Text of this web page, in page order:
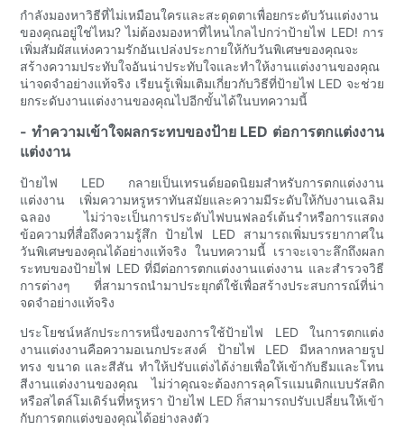
กำลังมองหาวิธีที่ไม่เหมือนใครและสะดุดตาเพื่อยกระดับวันแต่งงาน
ของคุณอยู่ใช่ไหม? ไม่ต้องมองหาที่ไหนไกลไปกว่าป้ายไฟ LED! การ
เพิ่มสัมผัสแห่งความรักอันเปล่งประกายให้กับวันพิเศษของคุณจะ
สร้างความประทับใจอันน่าประทับใจและทำให้งานแต่งงานของคุณ
น่าจดจำอย่างแท้จริง เรียนรู้เพิ่มเติมเกี่ยวกับวิธีที่ป้ายไฟ LED จะช่วย
ยกระดับงานแต่งงานของคุณไปอีกขั้นได้ในบทความนี้
- ทำความเข้าใจผลกระทบของป้าย LED ต่อการตกแต่งงาน
แต่งงาน
ป้ายไฟ LED กลายเป็นเทรนด์ยอดนิยมสำหรับการตกแต่งงาน
แต่งงาน เพิ่มความหรูหราทันสมัยและความมีระดับให้กับงานเฉลิม
ฉลอง ไม่ว่าจะเป็นการประดับไฟบนฟลอร์เต้นรำหรือการแสดง
ข้อความที่สื่อถึงความรู้สึก ป้ายไฟ LED สามารถเพิ่มบรรยากาศใน
วันพิเศษของคุณได้อย่างแท้จริง ในบทความนี้ เราจะเจาะลึกถึงผลก
ระทบของป้ายไฟ LED ที่มีต่อการตกแต่งงานแต่งงาน และสำรวจวิธี
การต่างๆ ที่สามารถนำมาประยุกต์ใช้เพื่อสร้างประสบการณ์ที่น่า
จดจำอย่างแท้จริง
ประโยชน์หลักประการหนึ่งของการใช้ป้ายไฟ LED ในการตกแต่ง
งานแต่งงานคือความอเนกประสงค์ ป้ายไฟ LED มีหลากหลายรูป
ทรง ขนาด และสีสัน ทำให้ปรับแต่งได้ง่ายเพื่อให้เข้ากับธีมและโทน
สีงานแต่งงานของคุณ ไม่ว่าคุณจะต้องการลุคโรแมนติกแบบรัสติก
หรือสไตล์โมเดิร์นที่หรูหรา ป้ายไฟ LED ก็สามารถปรับเปลี่ยนให้เข้า
กับการตกแต่งของคุณได้อย่างลงตัว